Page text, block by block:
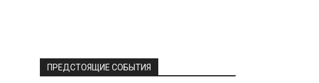
ПРЕДСТОЯЩИЕ СОБЫТИЯ